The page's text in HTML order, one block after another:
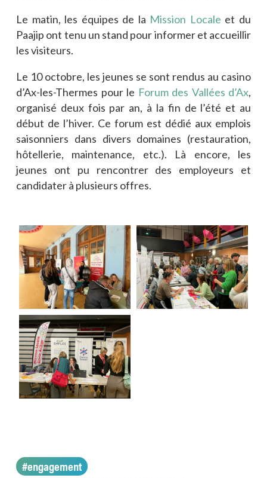
Le matin, les équipes de la Mission Locale et du
Paajip ont tenu un stand pour informer et accueillir
les visiteurs.
Le 10 octobre, les jeunes se sont rendus au casino
d’Ax-les-Thermes pour le Forum des Vallées d’Ax,
organisé deux fois par an, à la fin de l’été et au
début de l’hiver. Ce forum est dédié aux emplois
saisonniers dans divers domaines (restauration,
hôtellerie, maintenance, etc.). Là encore, les
jeunes ont pu rencontrer des employeurs et
candidater à plusieurs offres.
#engagement